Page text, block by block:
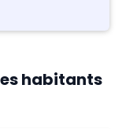
habitants